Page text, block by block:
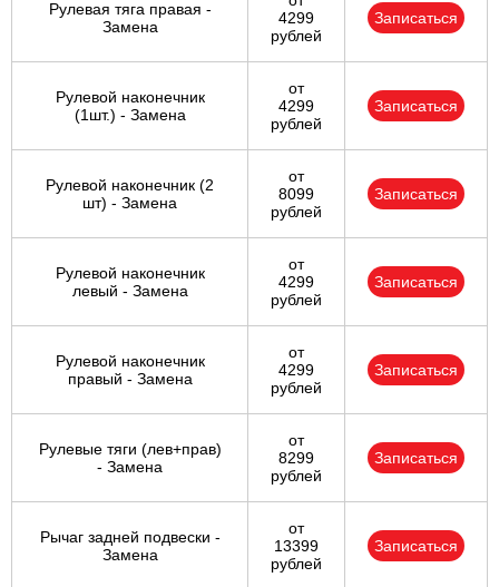
Рулевая тяга правая -
Замена
4299
рублей
Записаться
Рулевой наконечник
(1шт.) - Замена
от
4299
рублей
Записаться
Рулевой наконечник (2
шт) - Замена
от
8099
рублей
Записаться
Рулевой наконечник
левый - Замена
от
4299
рублей
Записаться
Рулевой наконечник
правый - Замена
от
4299
рублей
Записаться
Рулевые тяги (лев+прав)
- Замена
от
8299
рублей
Записаться
Рычаг задней подвески -
Замена
от
13399
рублей
Записаться